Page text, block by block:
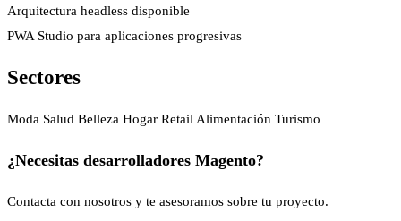
Arquitectura headless disponible
PWA Studio para aplicaciones progresivas
Sectores
Moda Salud Belleza Hogar RetailAlimentación Turismo
¿Necesitas desarrolladores Magento?
Contacta con nosotros y te asesoramos sobre tu proyecto.